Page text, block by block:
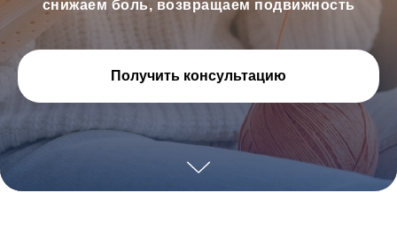
снижаем боль, возвращаем подвижность
Получить консультацию